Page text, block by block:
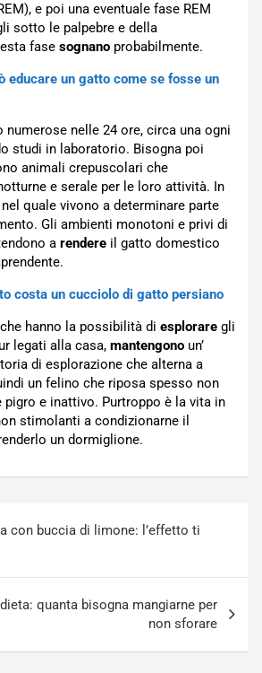
e poi una eventuale fase REM
sotto le palpebre e della
fase sognano probabilmente.
educare un gatto come se fosse un
numerose nelle 24 ore, circa una ogni
studi in laboratorio. Bisogna poi
animali crepuscolari che
e serale per le loro attività. In
nel quale vivono a determinare parte
Gli ambienti monotoni e privi di
a rendere il gatto domestico
costa un cucciolo di gatto persiano
hanno la possibilità di esplorare gli
legati alla casa, mantengono un’
di esplorazione che alterna a
un felino che riposa spesso non
pigro e inattivo. Purtroppo è la vita in
stimolanti a condizionarne il
un dormiglione.
con buccia di limone: l’effetto ti
quanta bisogna mangiarne per
non sforare